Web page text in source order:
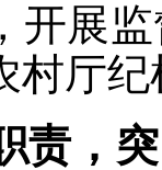
开展
村厅
，突